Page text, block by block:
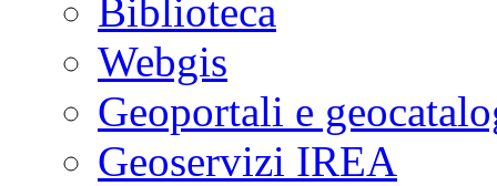
Biblioteca
Webgis
Geoportali e
Geoservizi IREA